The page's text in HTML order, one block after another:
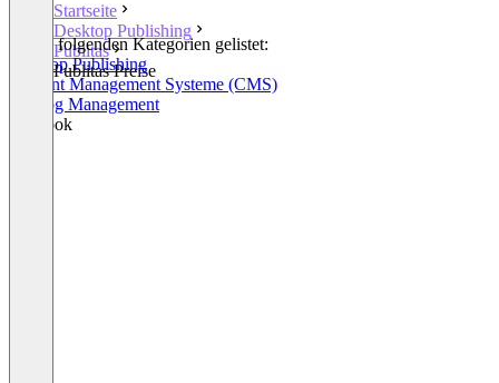
Startseite
Desktop Publishing
Publitas
Publitas Preise
In den folgenden Kategorien gelistet:
Desktop Publishing
Content Management Systeme (CMS)
Catalog Management
Flipbook